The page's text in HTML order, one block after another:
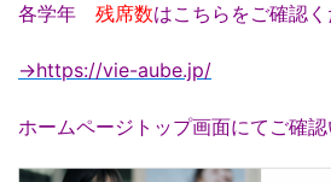
各学年 残席数はこちらをご確認く
→https://vie-aube.jp/
ホームページトップ画面にてご確認